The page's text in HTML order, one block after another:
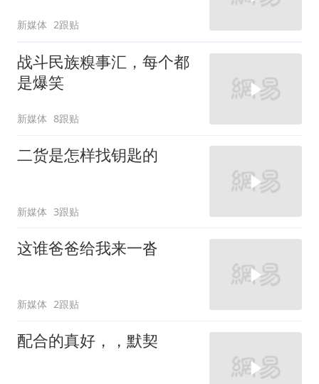
新媒体 2跟贴
战斗民族糗事汇，每个都
是爆笑
新媒体 8跟贴
二货是怎样找钥匙的
新媒体 3跟贴
这谁爸爸给我来一沓
新媒体 2跟贴
配合的真好，，默契